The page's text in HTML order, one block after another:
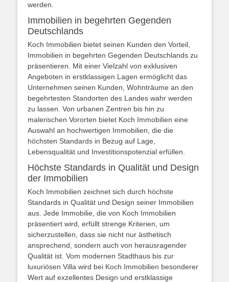
werden.
Immobilien in begehrten Gegenden
Deutschlands
Koch Immobilien bietet seinen Kunden den Vorteil,
Immobilien in begehrten Gegenden Deutschlands zu
präsentieren. Mit einer Vielzahl von exklusiven
Angeboten in erstklassigen Lagen ermöglicht das
Unternehmen seinen Kunden, Wohnträume an den
begehrtesten Standorten des Landes wahr werden
zu lassen. Von urbanen Zentren bis hin zu
malerischen Vororten bietet Koch Immobilien eine
Auswahl an hochwertigen Immobilien, die die
höchsten Standards in Bezug auf Lage,
Lebensqualität und Investitionspotenzial erfüllen.
Höchste Standards in Qualität und Design
der Immobilien
Koch Immobilien zeichnet sich durch höchste
Standards in Qualität und Design seiner Immobilien
aus. Jede Immobilie, die von Koch Immobilien
präsentiert wird, erfüllt strenge Kriterien, um
sicherzustellen, dass sie nicht nur ästhetisch
ansprechend, sondern auch von herausragender
Qualität ist. Vom modernen Stadthaus bis zur
luxuriösen Villa wird bei Koch Immobilien besonderer
Wert auf exzellentes Design und erstklassige